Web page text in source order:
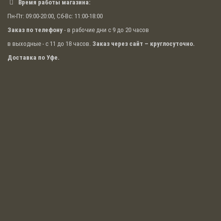
Время работы магазина:
Пн-Пт: 09:00-20:00, Сб-Вс: 11:00-18:00
Заказ по телефону - в рабочие дни с 9 до 20 часов
в выходные - с 11 до 18 часов. Заказ через сайт – круглосуточно.
Доставка по Уфе.